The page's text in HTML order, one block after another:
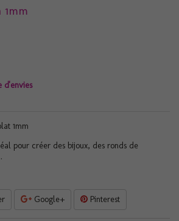
d'envies
1mm
pour créer des bijoux, des ronds de
Google+ Pinterest